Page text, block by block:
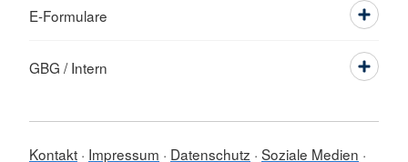
E-Formulare
GBG / Intern
Kontakt Impressum Datenschutz Soziale Medien